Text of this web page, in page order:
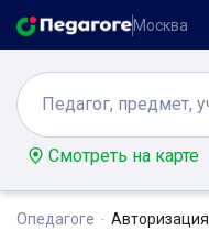
Москва
Смотреть на карте
Опедагоге Авторизация